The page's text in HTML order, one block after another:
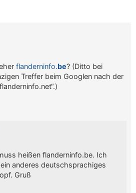
flanderninfo.be? (Ditto bei
Treffer beim Googlen nach der
heißen flanderninfo.be. Ich
anderes deutschsprachiges
Gruß